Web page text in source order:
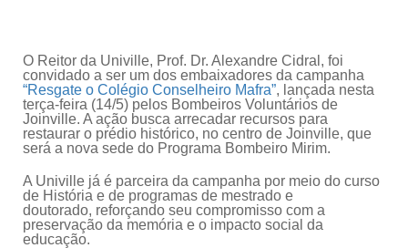
O Reitor da Univille, Prof. Dr. Alexandre Cidral, foi
convidado a ser um dos embaixadores da campanha
“Resgate o Colégio Conselheiro Mafra”, lançada nesta
terça-feira (14/5) pelos Bombeiros Voluntários de
Joinville. A ação busca arrecadar recursos para
restaurar o prédio histórico, no centro de Joinville, que
será a nova sede do Programa Bombeiro Mirim.
A Univille já é parceira da campanha por meio do curso
de História e de programas de mestrado e
doutorado, reforçando seu compromisso com a
preservação da memória e o impacto social da
educação.